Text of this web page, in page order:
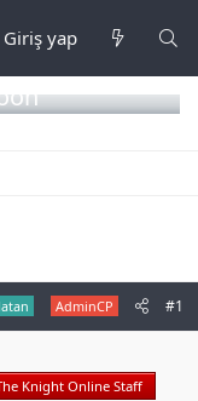
Giriş yap
AdminCP #1
Knight Online Staff